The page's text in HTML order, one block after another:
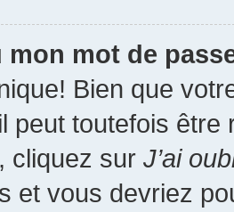
mon mot de
Bien que
peut toutefois
cliquez sur J’ai
et vous devriez